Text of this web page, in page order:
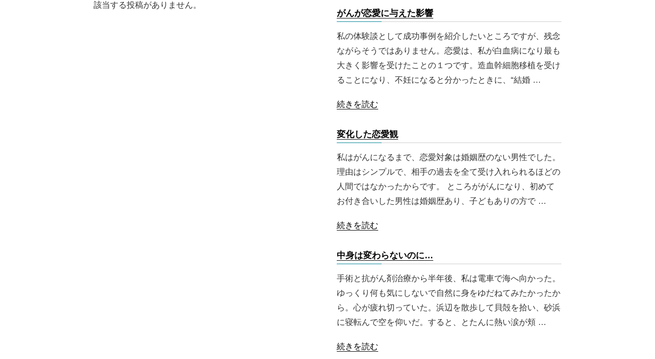
該当する投稿がありません。
がんが恋愛に与えた影響
私の体験談として成功事例を紹介したいところですが、残念
ながらそうではありません。恋愛は、私が白血病になり最も
大きく影響を受けたことの１つです。造血幹細胞移植を受け
ることになり、不妊になると分かったときに、“結婚 …
続きを読む
変化した恋愛観
私はがんになるまで、恋愛対象は婚姻歴のない男性でした。
理由はシンプルで、相手の過去を全て受け入れられるほどの
人間ではなかったからです。 ところががんになり、初めて
お付き合いした男性は婚姻歴あり、子どもありの方で …
続きを読む
中身は変わらないのに…
手術と抗がん剤治療から半年後、私は電車で海へ向かった。
ゆっくり何も気にしないで自然に身をゆだねてみたかったか
ら。心が疲れ切っていた。浜辺を散歩して貝殻を拾い、砂浜
に寝転んで空を仰いだ。すると、とたんに熱い涙が頬 …
続きを読む